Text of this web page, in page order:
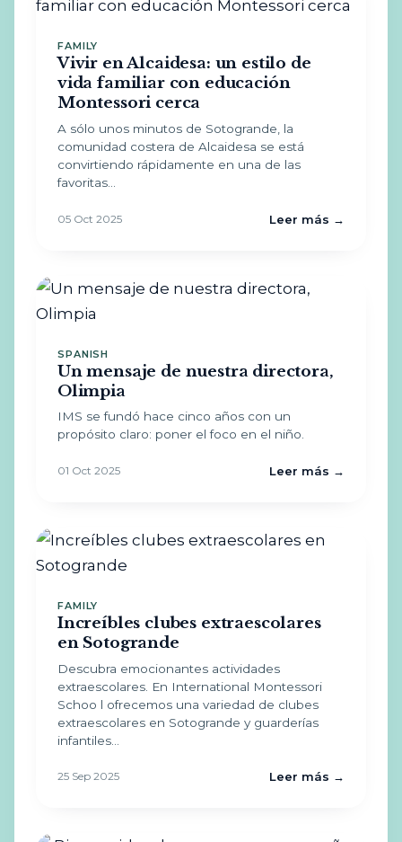
FAMILY
Vivir en Alcaidesa: un estilo de
vida familiar con educación
Montessori cerca
A sólo unos minutos de Sotogrande, la
comunidad costera de Alcaidesa se está
convirtiendo rápidamente en una de las
favoritas…
05 Oct 2025 Leer más →
SPANISH
Un mensaje de nuestra directora,
Olimpia
IMS se fundó hace cinco años con un
propósito claro: poner el foco en el niño.
01 Oct 2025 Leer más →
FAMILY
Increíbles clubes extraescolares
en Sotogrande
Descubra emocionantes actividades
extraescolares. En International Montessori
Schoo l ofrecemos una variedad de clubes
extraescolares en Sotogrande y guarderías
infantiles…
25 Sep 2025 Leer más →